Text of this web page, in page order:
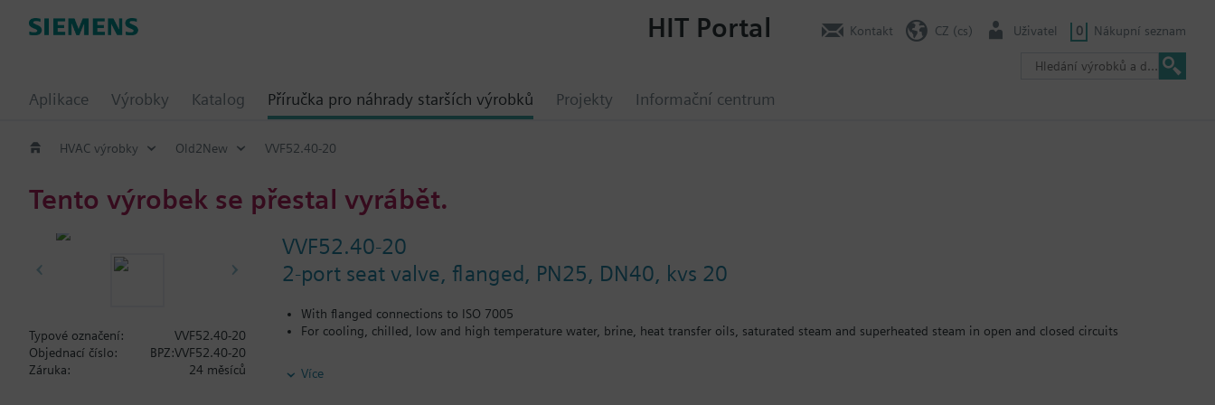
Aplikace Výrobky Katalog Příručka pro náhrady starších výrobků Projekty Informační centrum
HIT Portal Kontakt CZ (cs) Uživatel 0 Nákupní seznam
HVAC výrobky Old2New VVF52.40-20
Tento výrobek se přestal vyrábět.
VVF52.40-20
2-port seat valve, flanged, PN25, DN40, kvs 20
With flanged connections to ISO 7005
For cooling, chilled, low and high temperature water, brine, heat transfer oils, saturated steam and superheated steam in open and closed circuits
Více
Typové označení:
VVF52.40-20
Objednací číslo:
BPZ:VVF52.40-20
Záruka:
24 měsíců